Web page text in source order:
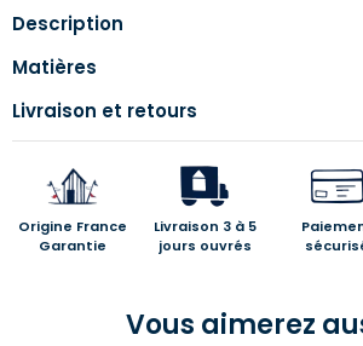
Description
Matières
Livraison et retours
Origine France
Garantie
Livraison 3 à 5
jours ouvrés
Vous aimerez